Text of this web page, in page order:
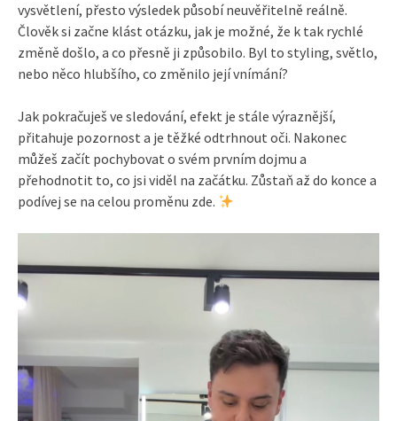
vysvětlení, přesto výsledek působí neuvěřitelně reálně.
Člověk si začne klást otázku, jak je možné, že k tak rychlé
změně došlo, a co přesně ji způsobilo. Byl to styling, světlo,
nebo něco hlubšího, co změnilo její vnímání?
Jak pokračuješ ve sledování, efekt je stále výraznější,
přitahuje pozornost a je těžké odtrhnout oči. Nakonec
můžeš začít pochybovat o svém prvním dojmu a
přehodnotit to, co jsi viděl na začátku. Zůstaň až do konce a
podívej se na celou proměnu zde.